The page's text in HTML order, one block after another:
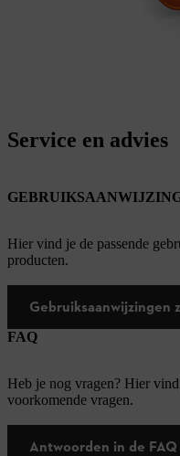
Service en advies
Hier vind je de passende
producten.
Gebruiksaanwijzingen
FAQ
Heb je nog vragen? Hier
voorkomende vragen.
Antwoorden in de FAQ